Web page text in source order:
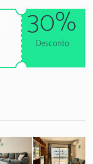
30%
Desconto